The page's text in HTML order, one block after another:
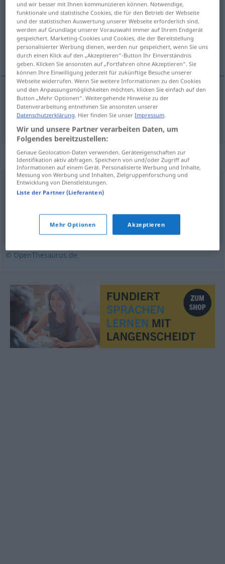
Übersicht aller Übersetzungen
(Für mehr Details die Übersetzung anklicken/antippen)
koşmak
koşmak einspannenPferde
Synonyme für "einspannen"
bestimmen,zwingen,verpflichten
halten befestigen , klammern
© OpenThesaurus.de
und wir besser mit Ihnen kommunizieren können. Notwendige,
funktionale und statistische Cookies, die für den Betrieb der Webseite
und der statistischen Auswertung unserer Webseite erforderlich sind,
werden auf Grundlage unserer Vorauswahl immer auf Ihrem Endgerät
gespeichert. Marketing-Cookies und Cookies, die der Bereitstellung
personalisierter Werbung dienen, werden nur gespeichert, wenn Sie uns
durch einen Klick auf den „Akzeptieren“-Button Ihr Einverständnis
geben. Klicken Sie ansonsten auf „Fortfahren ohne Akzeptieren“. Sie
können Ihre Einwilligung jederzeit für zukünftige Besuche unserer
Webseite widerrufen. Wenn Sie weitere Informationen zu den Cookies
und den Anpassungsmöglichkeiten möchten, klicken Sie einfach auf den
Button „Mehr Optionen“. Weitergehende Hinweise zu der
Datenverarbeitung entnehmen Sie ansonsten unserer
Datenschutzerklärung. Hier finden Sie unserImpressum.
Wir und unsere Partner verarbeiten Daten, um
Folgendes bereitzustellen:
Genaue Geolocation-Daten verwenden. Geräteeigenschaften zur
Identifikation aktiv abfragen. Speichern von und/oder Zugriff auf
Informationen auf einem Gerät. Personalisierte Werbung und Inhalte,
Messung von Werbung und Inhalten, Zielgruppenforschung und
Entwicklung von Dienstleistungen.
Liste der Partner (Lieferanten)
Mehr Optionen Akzeptieren